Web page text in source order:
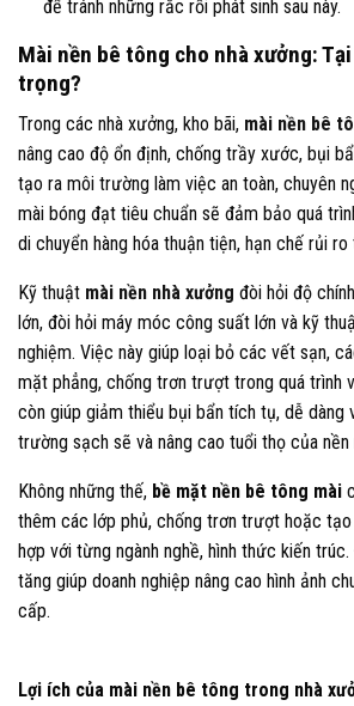
để tránh những rắc rối phát sinh sau này.
Mài nền bê tông cho nhà xưởng:
trọng?
Trong các nhà xưởng, kho bãi, mài nền bê
nâng cao độ ổn định, chống trầy xước, bụi
tạo ra môi trường làm việc an toàn, chuyên
mài bóng đạt tiêu chuẩn sẽ đảm bảo quá
di chuyển hàng hóa thuận tiện, hạn chế rủi ro
Kỹ thuật mài nền nhà xưởng đòi hỏi độ
lớn, đòi hỏi máy móc công suất lớn và kỹ
nghiệm. Việc này giúp loại bỏ các vết sạn,
mặt phẳng, chống trơn trượt trong quá trình
còn giúp giảm thiểu bụi bẩn tích tụ, dễ dàng
trường sạch sẽ và nâng cao tuổi thọ của nền
Không những thế, bề mặt nền bê tông mài
thêm các lớp phủ, chống trơn trượt hoặc
hợp với từng ngành nghề, hình thức kiến
tăng giúp doanh nghiệp nâng cao hình ảnh
cấp.
Lợi ích của mài nền bê tông trong nhà